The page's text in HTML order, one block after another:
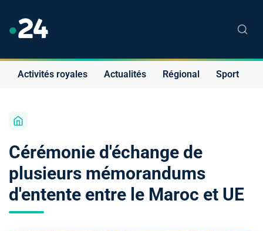
Activités royales Actualités Régional Sport
Cérémonie d'échange de
plusieurs mémorandums
d'entente entre le Maroc et UE